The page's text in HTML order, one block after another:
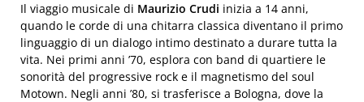
Il viaggio musicale di Maurizio Crudi inizia a 14 anni,
quando le corde di una chitarra classica diventano il primo
linguaggio di un dialogo intimo destinato a durare tutta la
vita. Nei primi anni ’70, esplora con band di quartiere le
sonorità del progressive rock e il magnetismo del soul
Motown. Negli anni ’80, si trasferisce a Bologna, dove la